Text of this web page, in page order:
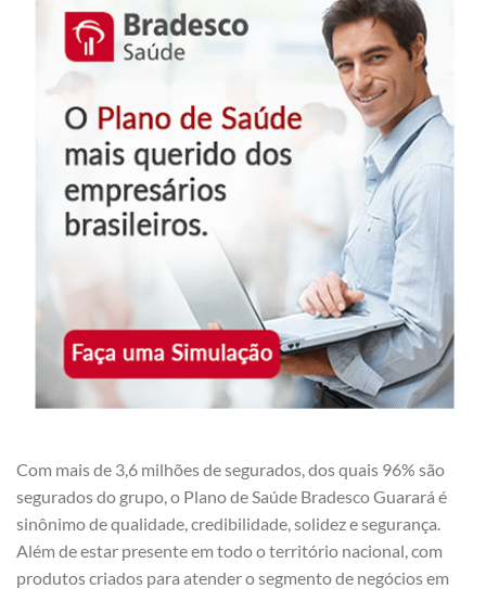
Com mais de 3,6 milhões de segurados, dos quais 96% são
segurados do grupo, o Plano de Saúde Bradesco Guarará é
sinônimo de qualidade, credibilidade, solidez e segurança.
Além de estar presente em todo o território nacional, com
produtos criados para atender o segmento de negócios em